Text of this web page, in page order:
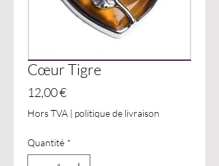
Cœur Tigre
12,00 €Prix
Hors TVA | politique de livraison
Quantité *